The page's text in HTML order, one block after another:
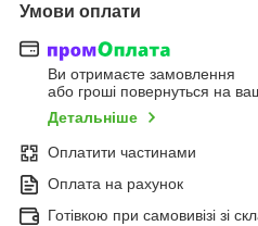
Умови оплати
Ви отримаєте замовлення
або гроші повернуться на
Детальніше
Оплатити частинами
Оплата на рахунок
Готівкою при самовивізі зі